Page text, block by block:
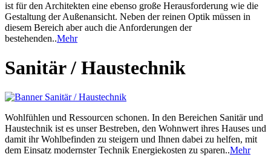
ist für den Architekten eine ebenso große Herausforderung wie die
Gestaltung der Außenansicht. Neben der reinen Optik müssen in
diesem Bereich aber auch die Anforderungen der
bestehenden..Mehr
Sanitär / Haustechnik
Wohlfühlen und Ressourcen schonen. In den Bereichen Sanitär und
Haustechnik ist es unser Bestreben, den Wohnwert ihres Hauses und
damit ihr Wohlbefinden zu steigern und Ihnen dabei zu helfen, mit
dem Einsatz modernster Technik Energiekosten zu sparen..Mehr